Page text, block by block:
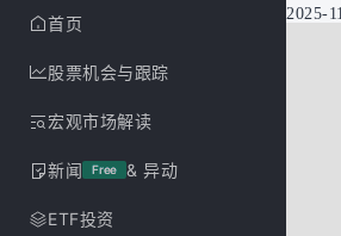
首页
股票机会与跟踪
宏观市场解读
新闻 Free & 异动
ETF投资
2025-